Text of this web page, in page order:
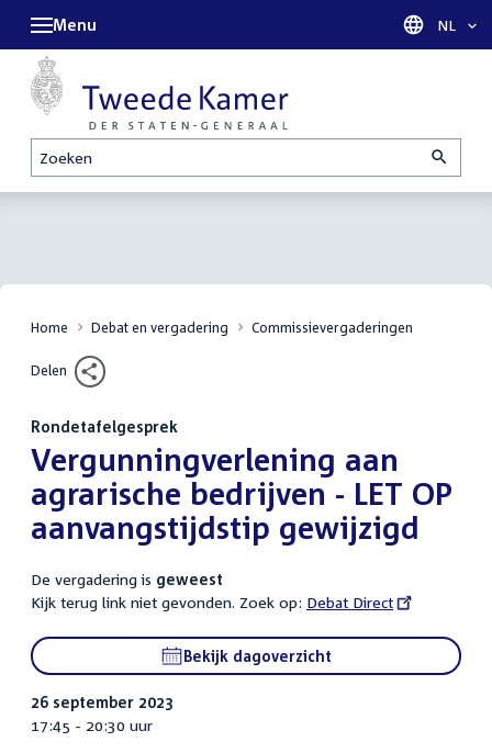
Zoeken
Menu Taal
NL
Home Debat en vergadering Commissievergaderingen
Delen
Rondetafelgesprek
:Vergunningverlening aan
agrarische bedrijven - LET OP
aanvangstijdstip gewijzigd
De vergadering is geweest
Kijk terug link niet gevonden. Zoek op: External
Debat Direct
Bekijk dagoverzicht
26 september 2023
17:45 - 20:30 uur